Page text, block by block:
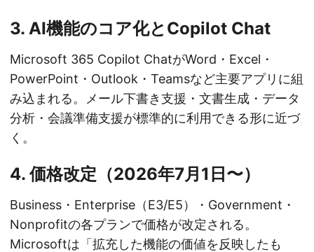
3. AI機能のコア化とCopilot Chat
Microsoft 365 Copilot ChatがWord・Excel・
PowerPoint・Outlook・Teamsなど主要アプリに組
み込まれる。メール下書き支援・文書生成・データ
分析・会議準備支援が標準的に利用できる形に近づ
く。
4. 価格改定（2026年7月1日〜）
Business・Enterprise（E3/E5）・Government・
Nonprofitの各プランで価格が改定される。
Microsoftは「拡充した機能の価値を反映したも